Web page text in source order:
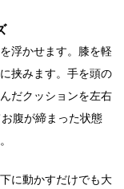
浮かせます。膝を軽
挟みます。手を頭の
だクッションを左右
腹が締まった状態
に動かすだけでも大